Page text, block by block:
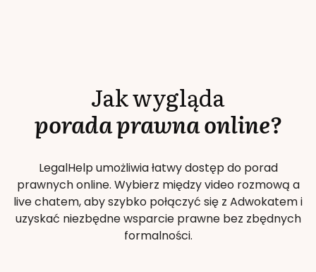
Jak wygląda
porada prawna online?
LegalHelp umożliwia łatwy dostęp do porad
prawnych online. Wybierz między video rozmową a
live chatem, aby szybko połączyć się z Adwokatem i
uzyskać niezbędne wsparcie prawne bez zbędnych
formalności.